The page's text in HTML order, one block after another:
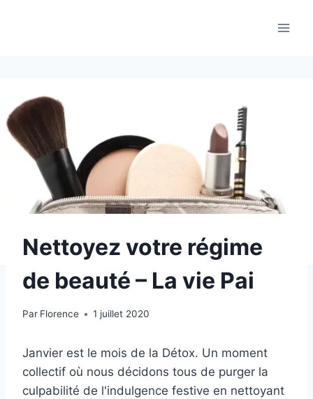
Nettoyez votre régime
de beauté – La vie Pai
Par Florence 1 juillet 2020
Janvier est le mois de la Détox. Un moment
collectif où nous décidons tous de purger la
culpabilité de l'indulgence festive en nettoyant